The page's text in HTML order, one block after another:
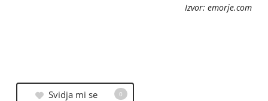
Izvor: emorje.com
Svidja mi se 0